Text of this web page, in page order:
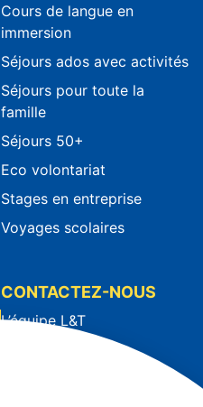
Cours de langue en
immersion
Séjours ados avec activités
Séjours pour toute la
famille
Séjours 50+
Eco volontariat
Stages en entreprise
Voyages scolaires
CONTACTEZ-NOUS
L’équipe L&T